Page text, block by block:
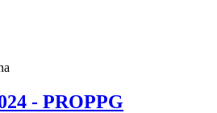
- PROPPG